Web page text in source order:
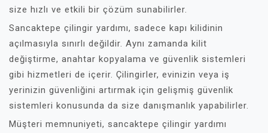
size hızlı ve etkili bir çözüm sunabilirler.
Sancaktepe çilingir yardımı, sadece kapı kilidinin
açılmasıyla sınırlı değildir. Aynı zamanda kilit
değiştirme, anahtar kopyalama ve güvenlik sistemleri
gibi hizmetleri de içerir. Çilingirler, evinizin veya iş
yerinizin güvenliğini artırmak için gelişmiş güvenlik
sistemleri konusunda da size danışmanlık yapabilirler.
Müşteri memnuniyeti, sancaktepe çilingir yardımı